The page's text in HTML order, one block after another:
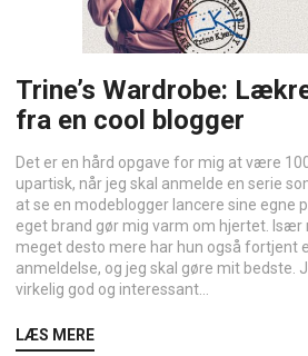
Trine’s Wardrobe:
fra en cool blogger
Det er en hård opgave for mig at være
upartisk, når jeg skal anmelde en serie
at se en modeblogger lancere sine egne
eget brand gør mig varm om hjertet. Især
meget desto mere har hun også fortjent
anmeldelse, og jeg skal gøre mit bedste.
virkelig god og interessant...
LÆS MERE